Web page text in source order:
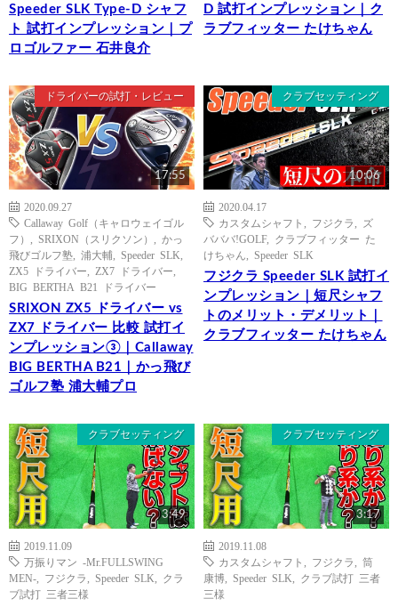
Speeder SLK Type-D シャフ
ト 試打インプレッション｜プ
ロゴルファー 石井良介
D 試打インプレッション｜ク
ラブフィッター たけちゃん
ドライバーの試打・レビュー
17:55
2020.09.27
Callaway Golf（キャロウェイゴル
フ）
SRIXON（スリクソン）
かっ
飛びゴルフ塾
浦大輔 Speeder SLK
ZX5 ドライバー
ZX7 ドライバー
BIG BERTHA B21 ドライバー
SRIXON ZX5 ドライバー vs
ZX7 ドライバー 比較 試打イ
ンプレッション③｜Callaway
BIG BERTHA B21｜かっ飛び
ゴルフ塾 浦大輔プロ
クラブセッティング
10:06
2020.04.17
カスタムシャフト
フジクラ
ズ
バババ!GOLF, クラブフィッター た
けちゃん
Speeder SLK
フジクラ Speeder SLK 試打イ
ンプレッション｜短尺シャフ
トのメリット・デメリット｜
クラブフィッター たけちゃん
クラブセッティング
3:49
2019.11.09
万振りマン -Mr.FULLSWING
MEN-
フジクラ Speeder SLK
クラ
ブ試打 三者三様
クラブセッティング
3:17
2019.11.08
カスタムシャフト
フジクラ
筒
康博
Speeder SLK
クラブ試打 三者
三様